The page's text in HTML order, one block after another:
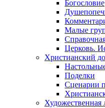
Богословие
Малые
Церковь.
Христианский
Поделки
Сценарии
Художественная